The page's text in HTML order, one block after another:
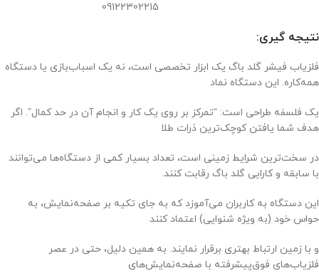
09122302215
نتیجه گیری:
فلزیاب فیشر گلد باگ یک ابزار تخصصی است، نه یک اسباب‌بازی یا دستگاه
همه‌کاره. این دستگاه نماد
یک فلسفه طراحی است: “تمرکز بر روی یک کار و انجام آن در حد کمال”. اگر
هدف شما یافتن کوچک‌ترین ذرات طلا
در سخت‌ترین شرایط زمینی است، تعداد بسیار کمی از دستگاه‌ها می‌توانند
با سابقه و کارایی گلد باگ رقابت کنند.
این دستگاه به کاربران می‌آموزد که به جای تکیه بر صفحه‌نمایش، به
حواس خود (به ویژه شنوایی) اعتماد کنند
و با زمین ارتباط بهتری برقرار نمایند. به همین دلیل، حتی در عصر
فلزیاب‌های فوق‌پیشرفته با صفحه‌نمایش‌های